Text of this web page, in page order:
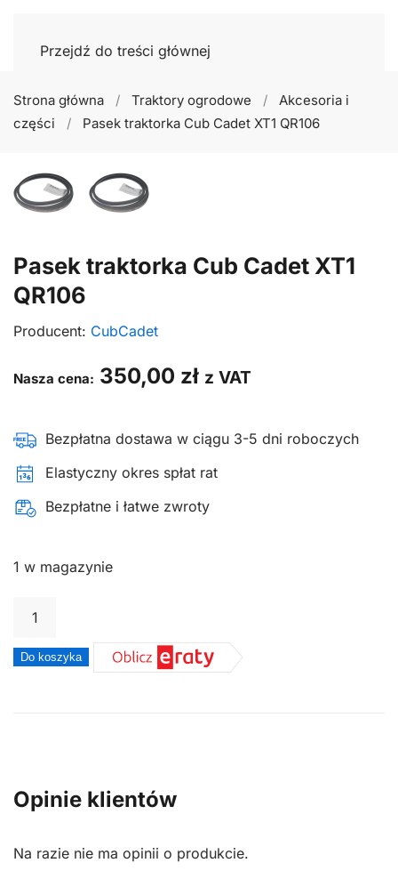
Przejdź do treści głównej
Strona główna Traktory ogrodowe
Akcesoria i
części
Pasek traktorka Cub Cadet XT1 QR106
Pasek traktorka Cub Cadet XT1
QR106
Producent: CubCadet
Nasza cena: 350,00 zł z VAT
Bezpłatna dostawa w ciągu 3-5 dni roboczych
Elastyczny okres spłat rat
Bezpłatne i łatwe zwroty
1 w magazynie
ilość
traktorka
Do koszyka
Opinie klientów
Na razie nie ma opinii o produkcie.